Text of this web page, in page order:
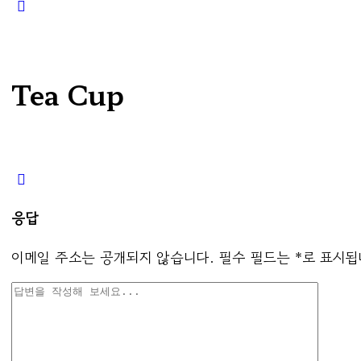
Tea Cup
응답
이메일 주소는 공개되지 않습니다. 필수 필드는 *로 표시